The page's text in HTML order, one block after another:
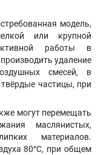
модель,
или крупной
работы в
удаление
смесей, в
частицы, при
могут перемещать
маслянистых,
материалов.
80°С, при общем